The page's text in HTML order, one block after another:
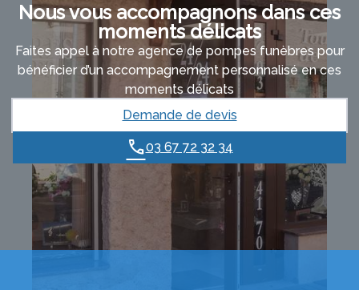
Nous vous accompagnons dans ces
moments délicats
Faites appel à notre agence de pompes funèbres pour
bénéficier d’un accompagnement personnalisé en ces
moments délicats
Demande de devis
03 67 72 32 34